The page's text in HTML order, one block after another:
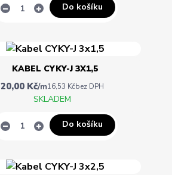
Do košíku
KABEL CYKY-J 3X1,5
20,00 Kč/m16,53 Kčbez DPH
SKLADEM
Do košíku